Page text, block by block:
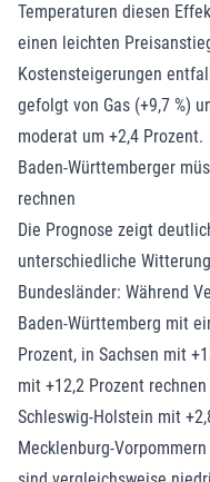
Temperaturen diesen
einen leichten
Kostensteigerungen
gefolgt von Gas (+9,7 %)
moderat um +2,4 Prozent.
Baden-Württemberger
rechnen
Die Prognose zeigt
unterschiedliche
Bundesländer: Während
Baden-Württemberg mit
Prozent, in Sachsen mit
mit +12,2 Prozent
Schleswig-Holstein mit
Mecklenburg-